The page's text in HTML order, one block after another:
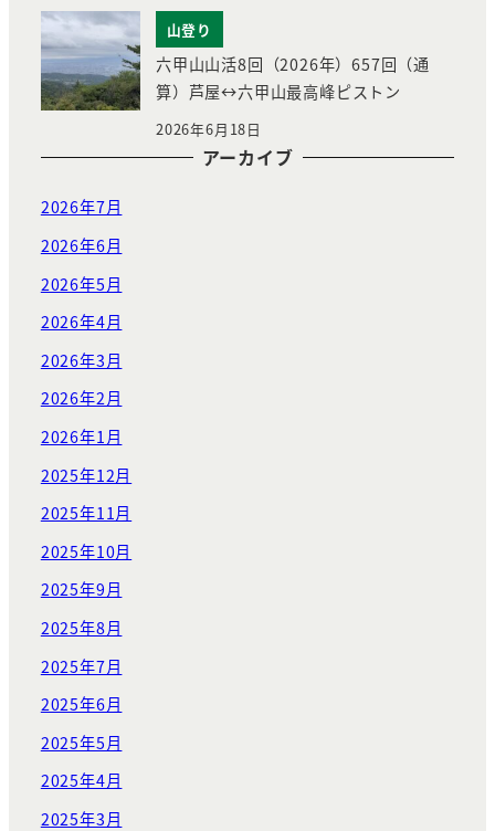
山登り
六甲山山活8回（2026年）657回（通
算）芦屋↔︎六甲山最高峰ピストン
2026年6月18日
アーカイブ
2026年7月
2026年6月
2026年5月
2026年4月
2026年3月
2026年2月
2026年1月
2025年12月
2025年11月
2025年10月
2025年9月
2025年8月
2025年7月
2025年6月
2025年5月
2025年4月
2025年3月